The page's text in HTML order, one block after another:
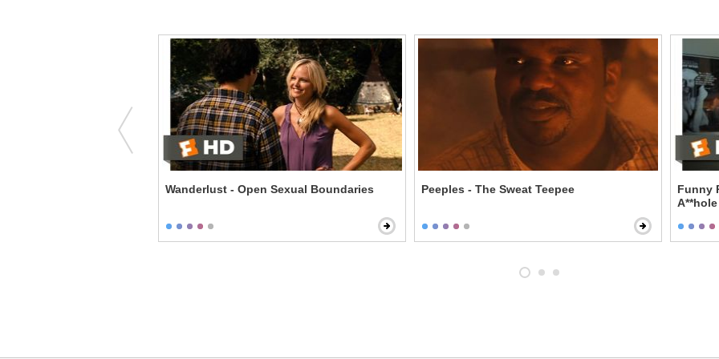
Wanderlust - Open Sexual Boundaries Peeples - The Sweat Teepee
Funny
A**hole